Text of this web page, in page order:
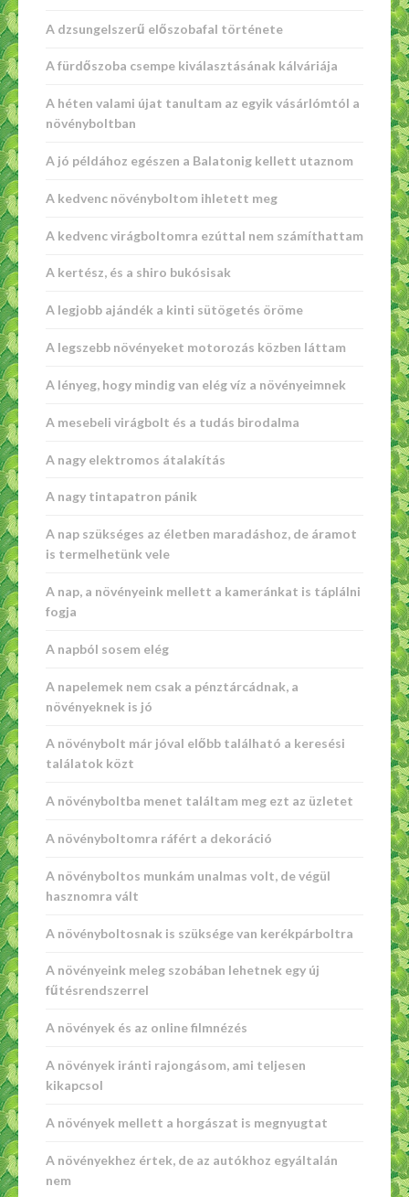
A dzsungelszerű előszobafal története
A fürdőszoba csempe kiválasztásának kálváriája
A héten valami újat tanultam az egyik vásárlómtól a
növényboltban
A jó példához egészen a Balatonig kellett utaznom
A kedvenc növényboltom ihletett meg
A kedvenc virágboltomra ezúttal nem számíthattam
A kertész, és a shiro bukósisak
A legjobb ajándék a kinti sütögetés öröme
A legszebb növényeket motorozás közben láttam
A lényeg, hogy mindig van elég víz a növényeimnek
A mesebeli virágbolt és a tudás birodalma
A nagy elektromos átalakítás
A nagy tintapatron pánik
A nap szükséges az életben maradáshoz, de áramot
is termelhetünk vele
A nap, a növényeink mellett a kameránkat is táplálni
fogja
A napból sosem elég
A napelemek nem csak a pénztárcádnak, a
növényeknek is jó
A növénybolt már jóval előbb található a keresési
találatok közt
A növényboltba menet találtam meg ezt az üzletet
A növényboltomra ráfért a dekoráció
A növényboltos munkám unalmas volt, de végül
hasznomra vált
A növényboltosnak is szüksége van kerékpárboltra
A növényeink meleg szobában lehetnek egy új
fűtésrendszerrel
A növények és az online filmnézés
A növények iránti rajongásom, ami teljesen
kikapcsol
A növények mellett a horgászat is megnyugtat
A növényekhez értek, de az autókhoz egyáltalán
nem